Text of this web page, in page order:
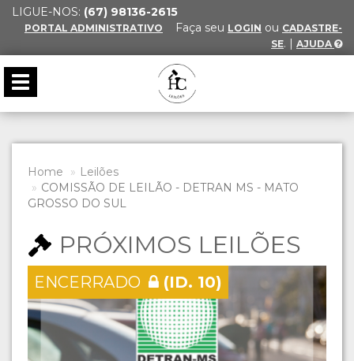
LIGUE-NOS: (67) 98136-2615
PORTAL ADMINISTRATIVO Faça seu LOGIN ou CADASTRE-
SE. | AJUDA
Toggle
navigation
Home
Leilões
COMISSÃO DE LEILÃO - DETRAN MS - MATO
GROSSO DO SUL
PRÓXIMOS LEILÕES
ENCERRADO (ID. 10)